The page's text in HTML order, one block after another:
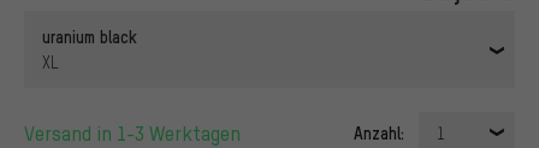
uranium black
XL
Versand in 1-3 Werktagen Anzahl: 1